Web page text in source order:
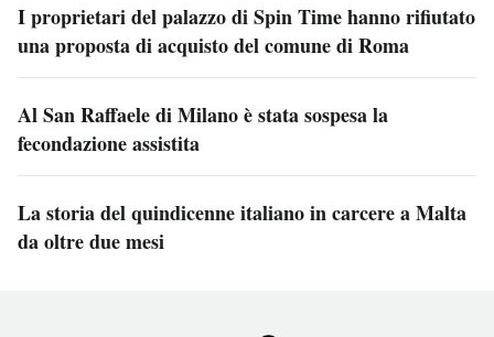
I proprietari del palazzo di Spin Time hanno rifiutato
una proposta di acquisto del comune di Roma
Al San Raffaele di Milano è stata sospesa la
fecondazione assistita
La storia del quindicenne italiano in carcere a Malta
da oltre due mesi